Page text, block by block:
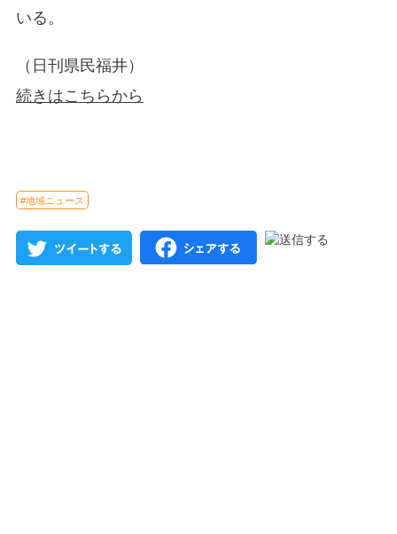
いる。
（日刊県民福井）
続きはこちらから
#地域ニュース